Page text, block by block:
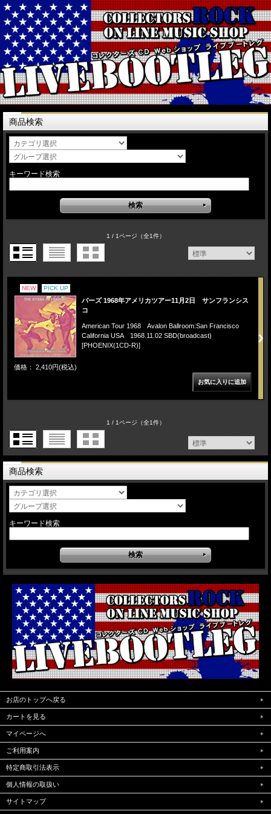
商品検索
キーワード検索
1 / 1ページ（全1件）
NEW PICK UP
バーズ 1968年アメリカツアー11月2日 サンフランシス
コ
American Tour 1968 Avalon Ballroom:San Francisco
California USA 1968.11.02 SBD(broadcast)
[PHOENIX(1CD-R)]
価格： 2,410円(税込)
1 / 1ページ（全1件）
商品検索
キーワード検索
お店のトップへ戻る
カートを見る
マイページへ
ご利用案内
特定商取引法表示
個人情報の取扱い
サイトマップ